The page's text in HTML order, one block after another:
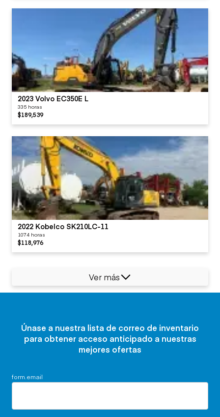
2023 Volvo EC350E L
335 horas
$189,539
2022 Kobelco SK210LC-11
1074 horas
$118,976
Ver más
Únase a nuestra lista de correo de inventario
para obtener acceso anticipado a nuestras
mejores ofertas
form.email